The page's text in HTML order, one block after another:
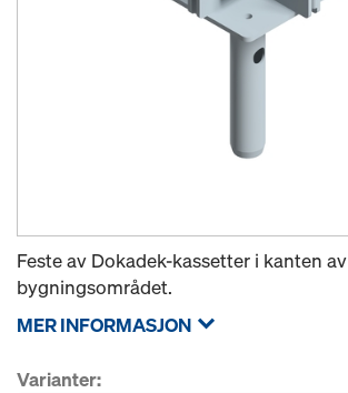
Feste av Dokadek-kassetter i kanten av
bygningsområdet.
MER INFORMASJON
Varianter: